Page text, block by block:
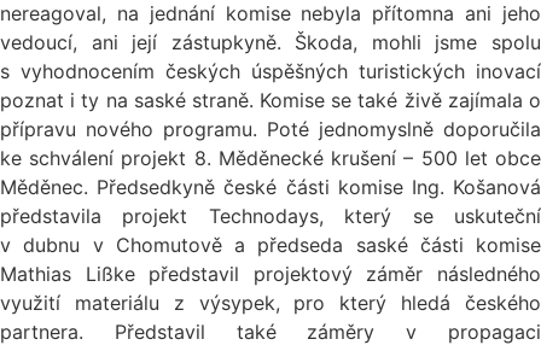
nereagoval, na jednání komise nebyla přítomna ani jeho
vedoucí, ani její zástupkyně. Škoda, mohli jsme spolu
s vyhodnocením českých úspěšných turistických inovací
poznat i ty na saské straně. Komise se také živě zajímala o
přípravu nového programu. Poté jednomyslně doporučila
ke schválení projekt 8. Měděnecké krušení – 500 let obce
Měděnec. Předsedkyně české části komise Ing. Košanová
představila projekt Technodays, který se uskuteční
v dubnu v Chomutově a předseda saské části komise
Mathias Lißke představil projektový záměr následného
využití materiálu z výsypek, pro který hledá českého
partnera. Představil také záměry v propagaci